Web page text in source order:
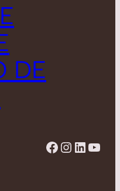
DE
Facebook Instagram LinkedIn YouTube